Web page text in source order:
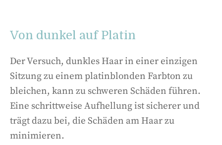
Von dunkel auf Platin
Der Versuch, dunkles Haar in einer einzigen
Sitzung zu einem platinblonden Farbton zu
bleichen, kann zu schweren Schäden führen.
Eine schrittweise Aufhellung ist sicherer und
trägt dazu bei, die Schäden am Haar zu
minimieren.